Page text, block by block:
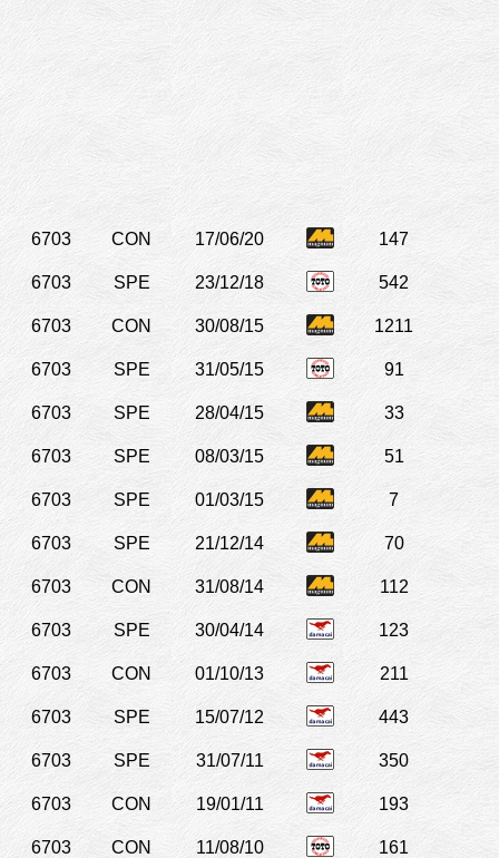
6703 CON 17/06/20 147
6703 SPE 23/12/18 542
6703 CON 30/08/15 1211
6703 SPE 31/05/15 91
6703 SPE 28/04/15 33
6703 SPE 08/03/15 51
6703 SPE 01/03/15 7
6703 SPE 21/12/14 70
6703 CON 31/08/14 112
6703 SPE 30/04/14 123
6703 CON 01/10/13 211
6703 SPE 15/07/12 443
6703 SPE 31/07/11 350
6703 CON 19/01/11 193
6703 CON 11/08/10 161